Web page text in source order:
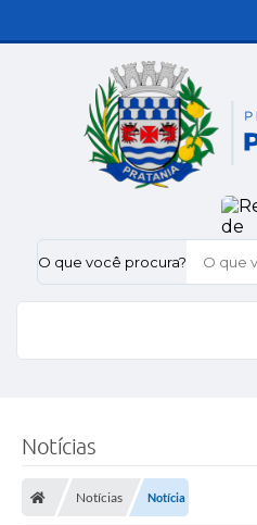
O que você procura?
Notícias
Notícias Notícia